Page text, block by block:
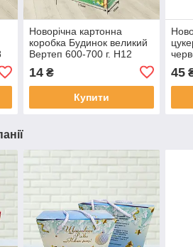
Новорічна картонна
коробка Будинок великий
Вертеп 600-700 г. Н12
14₴
Купити
45